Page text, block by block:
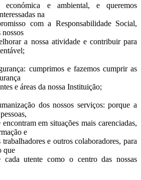
económica e ambiental, e queremos
na
com a Responsabilidade Social,
a nossa atividade e contribuir para
cumprimos e fazemos cumprir as
e áreas da nossa Instituição;
dos nossos serviços: porque a
em situações mais carenciadas,
e
e outros colaboradores, para
que
utente como o centro das nossas